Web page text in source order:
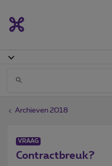
Archieven 2018
VRAAG
Contractbreuk?